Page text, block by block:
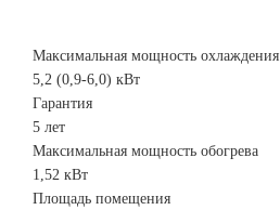
Максимальная мощность охлаждения
5,2 (0,9-6,0) кВт
Гарантия
5 лет
Максимальная мощность обогрева
1,52 кВт
Площадь помещения